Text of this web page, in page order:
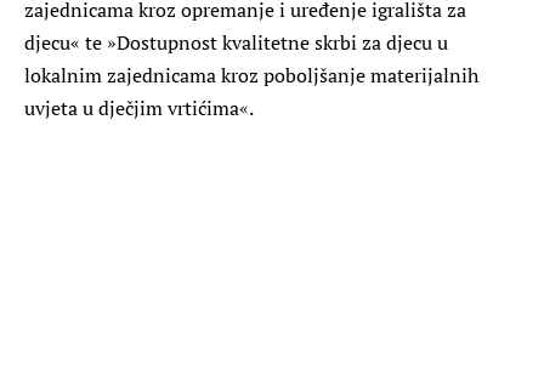
zajednicama kroz opremanje i uređenje igrališta za
djecu« te »Dostupnost kvalitetne skrbi za djecu u
lokalnim zajednicama kroz poboljšanje materijalnih
uvjeta u dječjim vrtićima«.